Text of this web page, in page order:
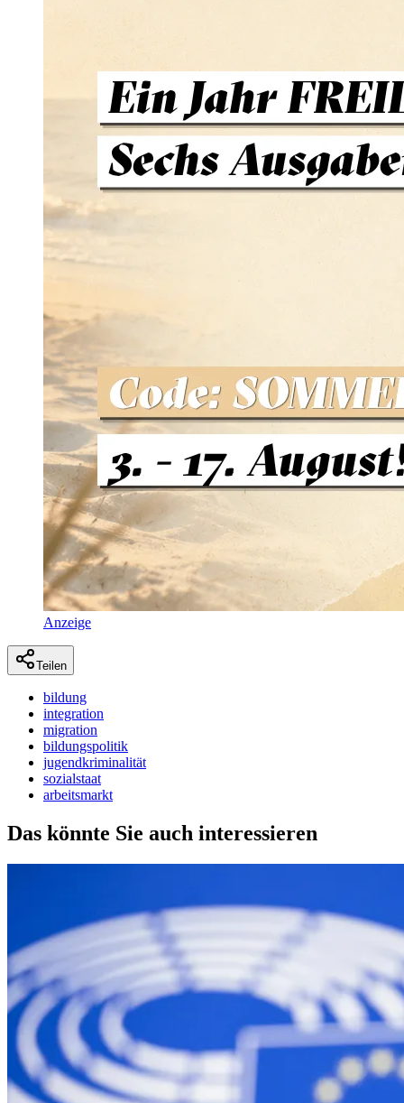
Anzeige
Teilen
bildung
integration
migration
bildungspolitik
jugendkriminalität
sozialstaat
arbeitsmarkt
Das könnte Sie auch interessieren